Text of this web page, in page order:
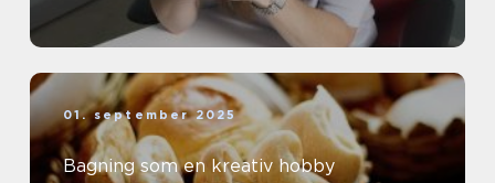
01. september 2025
Bagning som en kreativ hobby